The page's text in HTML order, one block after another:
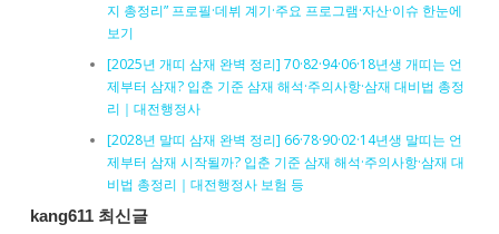
지 총정리” 프로필·데뷔 계기·주요 프로그램·자산·이슈 한눈에
보기
[2025년 개띠 삼재 완벽 정리] 70·82·94·06·18년생 개띠는 언
제부터 삼재? 입춘 기준 삼재 해석·주의사항·삼재 대비법 총정
리｜대전행정사
[2028년 말띠 삼재 완벽 정리] 66·78·90·02·14년생 말띠는 언
제부터 삼재 시작될까? 입춘 기준 삼재 해석·주의사항·삼재 대
비법 총정리｜대전행정사 보험 등
kang611 최신글